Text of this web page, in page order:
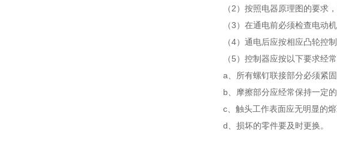
（2）按照电器原理图的要求
（3）在通电前必须检查电动
（4）通电后应按相应凸轮控
（5）控制器应按以下要求经
a、所有螺钉联接部分必须紧
b、摩擦部分应经常保持一定的
c、触头工作表面应无明显的
d、损坏的零件要及时更换。